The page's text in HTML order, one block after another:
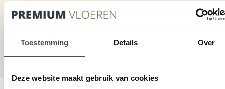
Toestemming Details Over
Deze website maakt gebruik van cookies
Telefoonnummer
Mail ons
info@premiumvloeren.nl